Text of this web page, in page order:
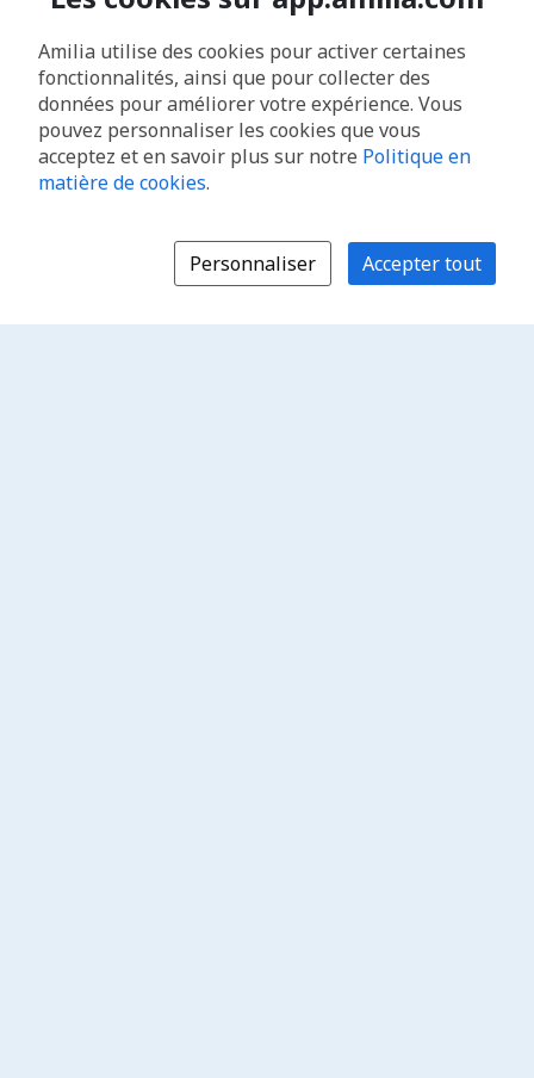
Amilia utilise des cookies pour activer certaines
fonctionnalités, ainsi que pour collecter des
données pour améliorer votre expérience. Vous
pouvez personnaliser les cookies que vous
acceptez et en savoir plus sur notre Politique en
matière de cookies.
Personnaliser Accepter tout